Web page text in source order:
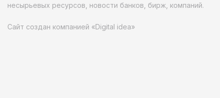
несырьевых ресурсов, новости банков, бирж, компаний.
Сайт создан компанией «Digital idea»